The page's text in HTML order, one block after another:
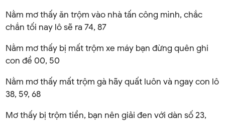
Nằm mơ thấy ăn trộm vào nhà tấn công mình, chắc
chắn tối nay lô sẽ ra 74, 87
Nằm mơ thấy bị mất trộm xe máy bạn đừng quên ghi
con đề 00, 50
Nằm mơ thấy mất trộm gà hãy quất luôn và ngay con lô
38, 59, 68
Mơ thấy bị trộm tiền, bạn nên giải đen với dàn số 23,